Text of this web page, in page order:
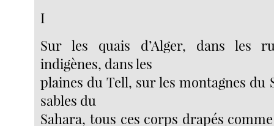
I
Sur les quais d’Alger, dans les
indigènes, dans les
plaines du Tell, sur les montagnes du
sables du
Sahara, tous ces corps drapés